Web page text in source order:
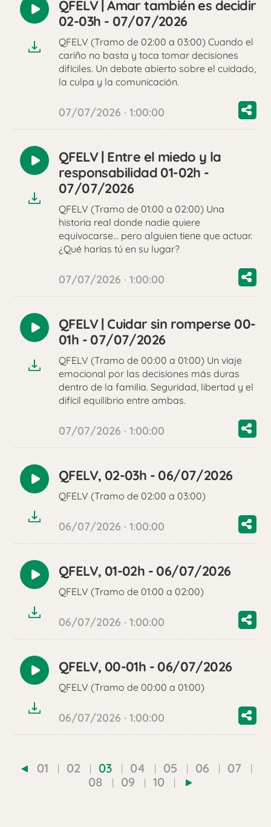
Reproducir
audio
QFELV | Amar también es decidir
02-03h - 07/07/2026
QFELV (Tramo de 02:00 a 03:00) Cuando el
cariño no basta y toca tomar decisiones
difíciles. Un debate abierto sobre el cuidado,
la culpa y la comunicación.
07/07/2026 · 1:00:00
Reproducir
audio
QFELV | Entre el miedo y la
responsabilidad 01-02h -
07/07/2026
QFELV (Tramo de 01:00 a 02:00) Una
historia real donde nadie quiere
equivocarse… pero alguien tiene que actuar.
¿Qué harías tú en su lugar?
07/07/2026 · 1:00:00
Reproducir
audio
QFELV | Cuidar sin romperse 00-
01h - 07/07/2026
QFELV (Tramo de 00:00 a 01:00) Un viaje
emocional por las decisiones más duras
dentro de la familia. Seguridad, libertad y el
difícil equilibrio entre ambas.
07/07/2026 · 1:00:00
Reproducir
audio
QFELV, 02-03h - 06/07/2026
QFELV (Tramo de 02:00 a 03:00)
06/07/2026 · 1:00:00
Reproducir
audio
QFELV, 01-02h - 06/07/2026
QFELV (Tramo de 01:00 a 02:00)
06/07/2026 · 1:00:00
Reproducir
audio
QFELV, 00-01h - 06/07/2026
QFELV (Tramo de 00:00 a 01:00)
06/07/2026 · 1:00:00
01 02 03 04 05 06
07
08
09 10